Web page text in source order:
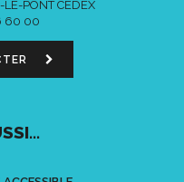
PONT CEDEX
60 00